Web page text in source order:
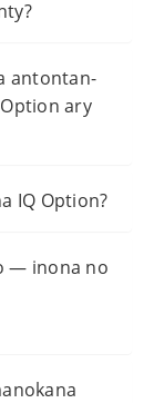
antontan-
ary
IQ Option?
— inona no